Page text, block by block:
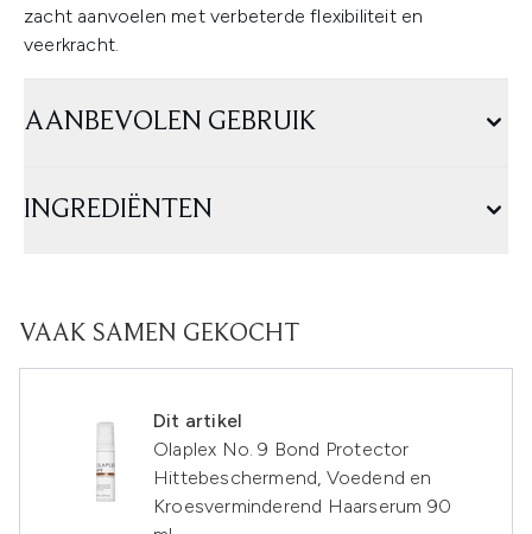
zacht aanvoelen met verbeterde flexibiliteit en
veerkracht.
AANBEVOLEN GEBRUIK
INGREDIËNTEN
VAAK SAMEN GEKOCHT
Dit artikel
Olaplex No. 9 Bond Protector
Hittebeschermend, Voedend en
Kroesverminderend Haarserum 90